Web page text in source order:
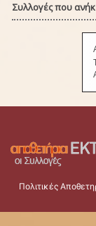
Συλλογές που